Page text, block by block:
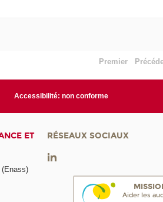
Premier
Accessibilité: non conforme
ET
(Enass)
RÉSEAUX SOCIAUX
Aider les